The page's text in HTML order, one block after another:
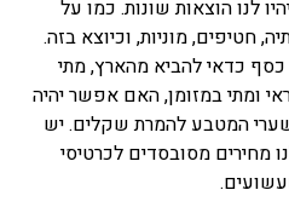
לנו הוצאות שונות. כמו על
חטיפים, מוניות, וכיוצא בזה.
כדאי להביא מהארץ, מתי
ומתי במזומן, האם אפשר יהיה
המטבע להמרת שקלים. יש
מחירים מסובסדים לכרטיסי